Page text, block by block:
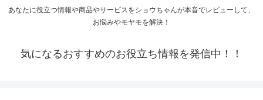
あなたに役立つ情報や商品やサービスをショウちゃんが本音でレビューして、
お悩みやモヤモを解決！
気になるおすすめのお役立ち情報を発信中！！